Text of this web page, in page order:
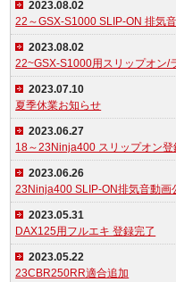
2023.08.02
22～GSX-S1000 SLIP-ON 排気
2023.08.02
22~GSX-S1000用スリップオン/
2023.07.10
夏季休業お知らせ
2023.06.27
18～23Ninja400 スリップオン登
2023.06.26
23Ninja400 SLIP-ON排気音動画
2023.05.31
DAX125用フルエキ 登録完了
2023.05.22
23CBR250RR適合追加